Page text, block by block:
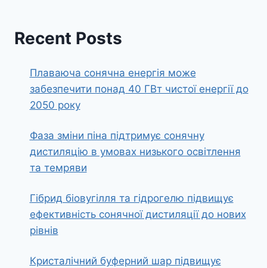
Recent Posts
Плаваюча сонячна енергія може
забезпечити понад 40 ГВт чистої енергії до
2050 року
Фаза зміни піна підтримує сонячну
дистиляцію в умовах низького освітлення
та темряви
Гібрид біовугілля та гідрогелю підвищує
ефективність сонячної дистиляції до нових
рівнів
Кристалічний буферний шар підвищує